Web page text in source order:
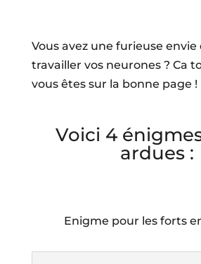
Vous avez une furieuse envie
travailler vos neurones ? Ca
vous êtes sur la bonne page !
Voici 4
ardues :
Enigme pour les forts